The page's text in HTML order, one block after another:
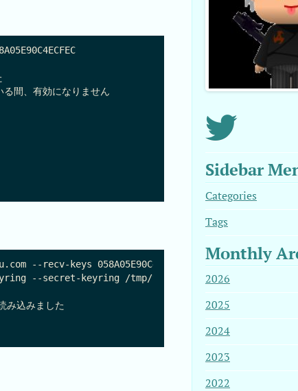
間、有効になりません
--recv-keys 058A05E90C4ECFEC
--secret-keyring /tmp/tmp.uRoFIQklqy --
込みました
Sidebar
Categories
Tags
Monthly
2026
2025
2024
2023
2022